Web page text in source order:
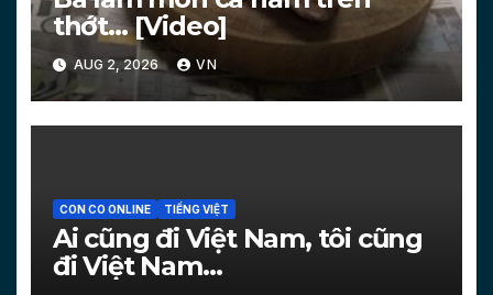
thớt… [Video]
AUG 2, 2026 VN
CON CO ONLINE TIẾNG VIỆT
Ai cũng đi Việt Nam, tôi cũng
đi Việt Nam…